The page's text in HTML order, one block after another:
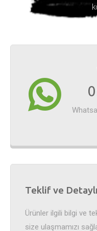
Teklif ve
Ürünler ilgili bilgi ve
size ulaşmamızı